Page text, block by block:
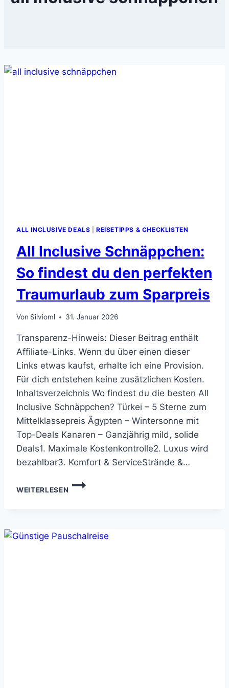
ALL INCLUSIVE DEALS |REISETIPPS & CHECKLISTEN
All Inclusive Schnäppchen:
So findest du den perfekten
Traumurlaub zum Sparpreis
Von Silvioml 31. Januar 2026
Transparenz-Hinweis: Dieser Beitrag enthält
Affiliate-Links. Wenn du über einen dieser
Links etwas kaufst, erhalte ich eine Provision.
Für dich entstehen keine zusätzlichen Kosten.
Inhaltsverzeichnis Wo findest du die besten All
Inclusive Schnäppchen? Türkei – 5 Sterne zum
Mittelklassepreis Ägypten – Wintersonne mit
Top-Deals Kanaren – Ganzjährig mild, solide
Deals1. Maximale Kostenkontrolle2. Luxus wird
bezahlbar3. Komfort & ServiceStrände &…
WEITERLESEN
ALL
DU